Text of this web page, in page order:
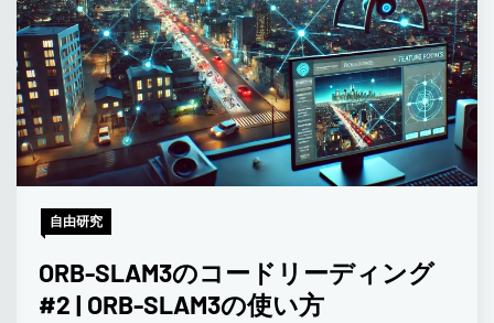
自由研究
ORB-SLAM3のコードリーディング
#2 | ORB-SLAM3の使い方